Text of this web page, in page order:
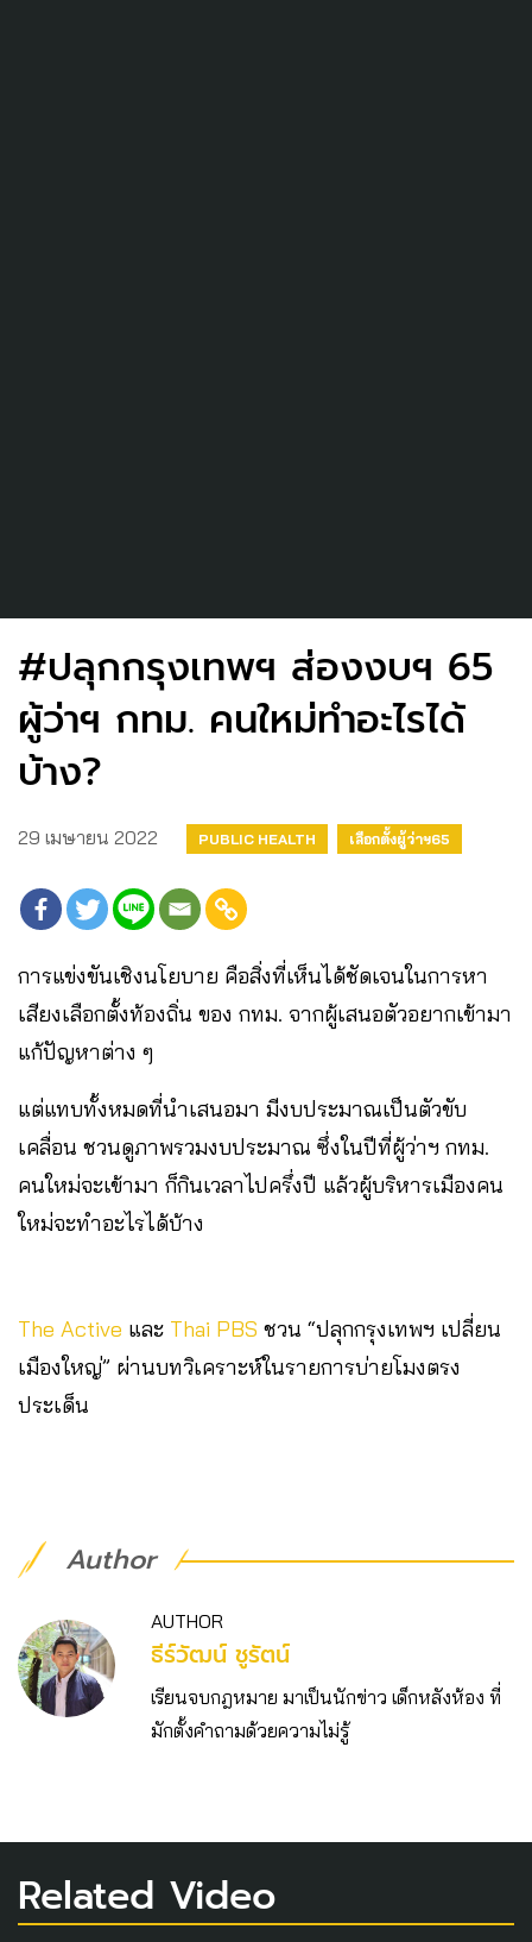
#ปลุกกรุงเทพฯ ส่องงบฯ 65
ผู้ว่าฯ กทม. คนใหม่ทำอะไรได้
บ้าง?
29 เมษายน 2022 PUBLIC HEALTH เลือกตั้งผู้ว่าฯ65
การแข่งขันเชิงนโยบาย คือสิ่งที่เห็นได้ชัดเจนในการหา
เสียงเลือกตั้งท้องถิ่น ของ กทม. จากผู้เสนอตัวอยากเข้ามา
แก้ปัญหาต่าง ๆ
แต่แทบทั้งหมดที่นำเสนอมา มีงบประมาณเป็นตัวขับ
เคลื่อน ชวนดูภาพรวมงบประมาณ ซึ่งในปีที่ผู้ว่าฯ กทม.
คนใหม่จะเข้ามา ก็กินเวลาไปครึ่งปี แล้วผู้บริหารเมืองคน
ใหม่จะทำอะไรได้บ้าง
The Active และ Thai PBS ชวน “ปลุกกรุงเทพฯ เปลี่ยน
เมืองใหญ่” ผ่านบทวิเคราะห์ในรายการบ่ายโมงตรง
ประเด็น
Author
AUTHOR
ธีร์วัฒน์ ชูรัตน์
เรียนจบกฎหมาย มาเป็นนักข่าว เด็กหลังห้อง ที่
มักตั้งคำถามด้วยความไม่รู้
Related Video